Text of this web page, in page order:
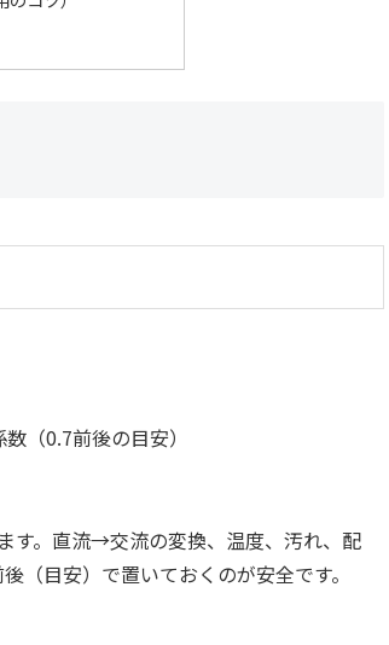
（0.7前後の目安）
す。直流→交流の変換、温度、汚れ、配
（目安）で置いておくのが安全です。